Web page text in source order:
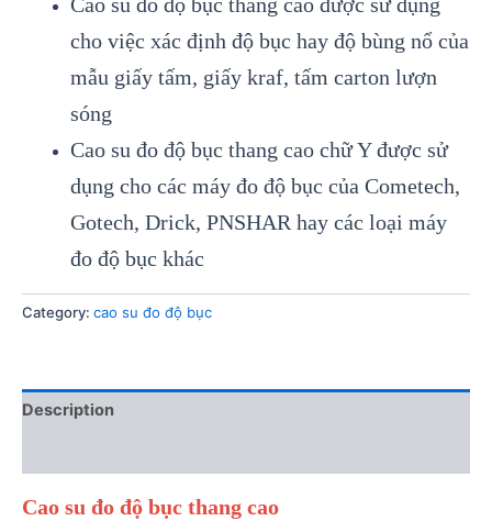
cho việc xác định độ bục hay độ bùng nổ của
mẫu giấy tấm, giấy kraf, tấm carton lượn
sóng
Cao su đo độ bục thang cao chữ Y được sử
dụng cho các máy đo độ bục của Cometech,
Gotech, Drick, PNSHAR hay các loại máy
đo độ bục khác
Category: cao su đo độ bục
Description
Cao su đo độ bục thang cao